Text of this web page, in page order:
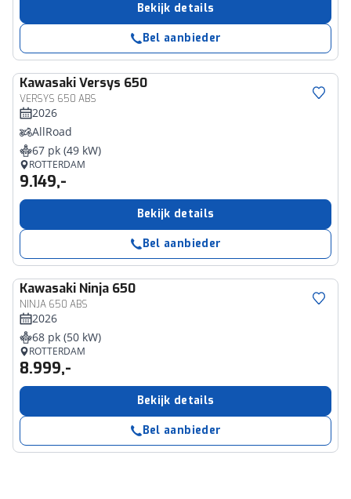
Bekijk details
Bel aanbieder
KawasakiVersys 650
VERSYS 650 ABS
2026
AllRoad
67 pk (49 kW)
ROTTERDAM
9.149,-
Bekijk details
Bel aanbieder
Kawasaki Ninja 650
NINJA 650 ABS
2026
68 pk (50 kW)
ROTTERDAM
8.999,-
Bekijk details
Bel aanbieder